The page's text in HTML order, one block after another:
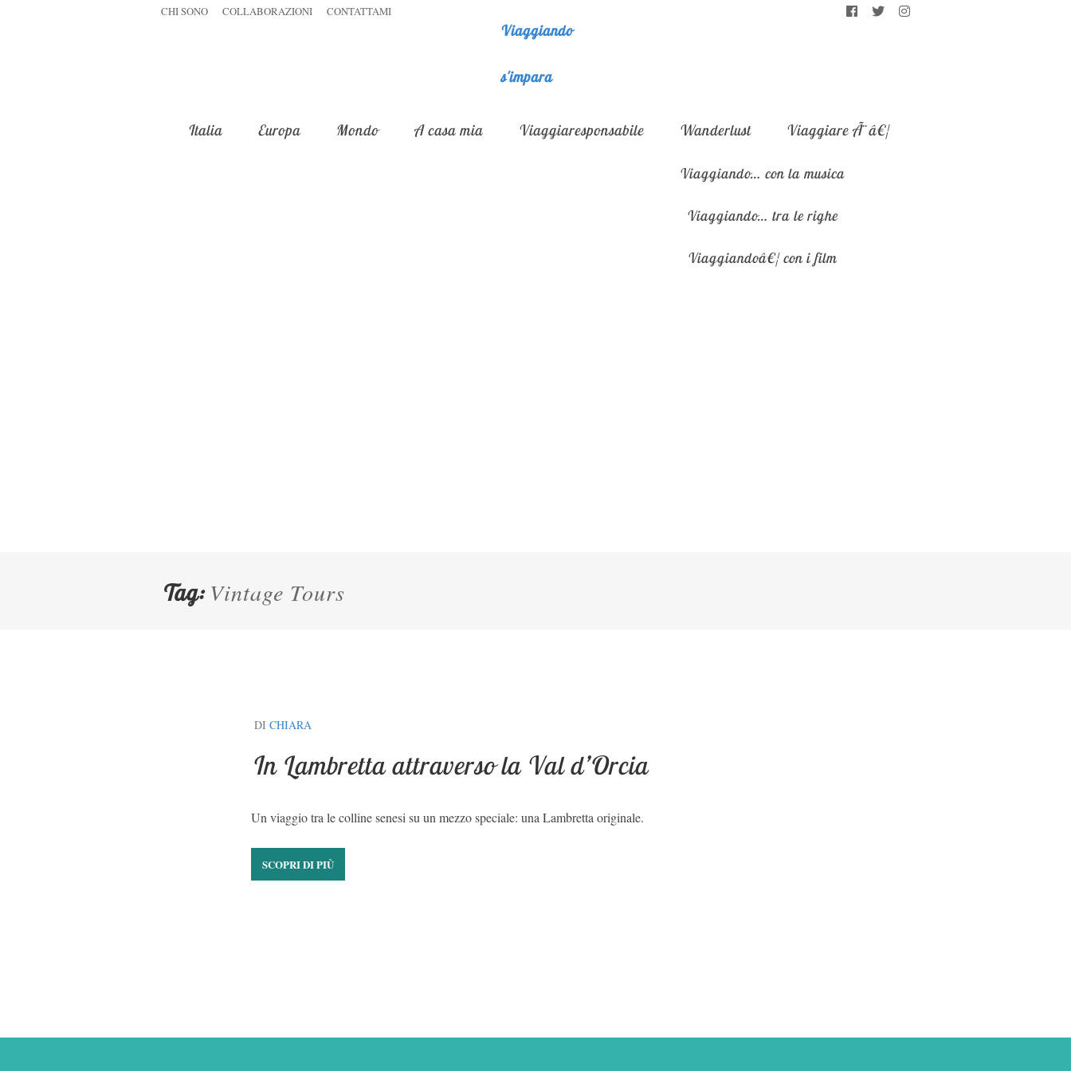
CHI SONO COLLABORAZIONI CONTATTAMI
Viaggiando
s'impara
Italia Europa Mondo A casa mia Viaggiaresponsabile Wanderlust
Viaggiando… con la musica
Viaggiando… tra le righe
Viaggiandoâ€¦ con i film
Viaggiare Ã¨â€¦
Tag: Vintage Tours
DI CHIARA
In Lambretta attraverso la Val d’Orcia
Un viaggio tra le colline senesi su un mezzo speciale: una Lambretta originale.
SCOPRI DI PIÙ